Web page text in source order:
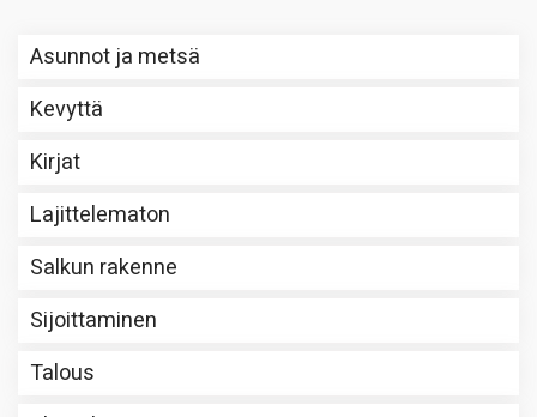
Asunnot ja metsä
Kevyttä
Kirjat
Lajittelematon
Salkun rakenne
Sijoittaminen
Talous